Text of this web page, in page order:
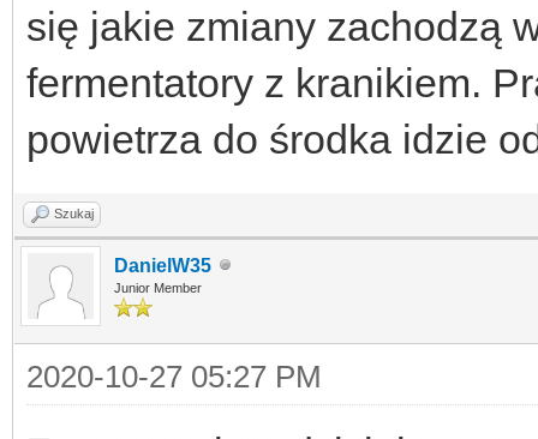
się jakie zmiany zachodzą
fermentatory z kranikiem.
powietrza do środka idzie
Szukaj
DanielW35
Junior Member
2020-10-27 05:27 PM